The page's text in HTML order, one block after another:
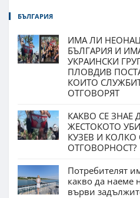
БЪЛГАРИЯ
ИМА ЛИ
БЪЛГАРИЯ И
УКРАИНСКИ
ПЛОВДИВ
КОИТО
ОТГОВОРЯТ
КАКВО СЕ ЗНАЕ
ЖЕСТОКОТО
КУЗЕВ И
ОТГОВОРНОСТ?
Потребителят
какво да наеме
върви